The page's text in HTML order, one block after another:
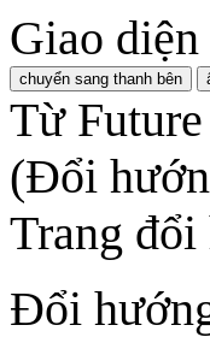
Giao diện
chuyển sang thanh bên
Từ
(Đổi
Trang đổi
Đổi